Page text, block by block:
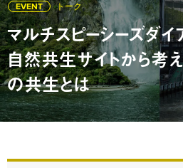
EVENT トーク
マルチスピーシーズダ
自然共生サイトから考
の共生とは